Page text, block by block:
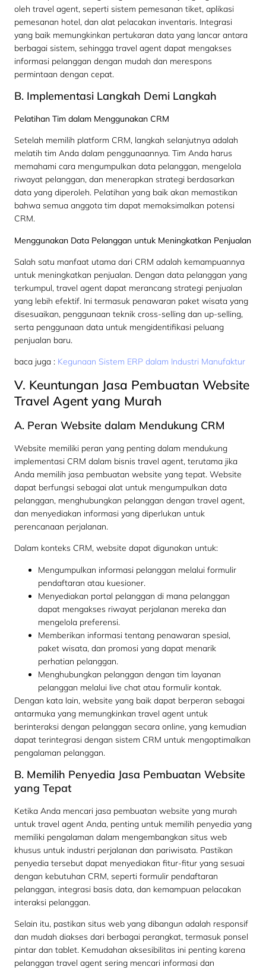
oleh travel agent, seperti sistem pemesanan tiket, aplikasi
pemesanan hotel, dan alat pelacakan inventaris. Integrasi
yang baik memungkinkan pertukaran data yang lancar antara
berbagai sistem, sehingga travel agent dapat mengakses
informasi pelanggan dengan mudah dan merespons
permintaan dengan cepat.
B. Implementasi Langkah Demi Langkah
Pelatihan Tim dalam Menggunakan CRM
Setelah memilih platform CRM, langkah selanjutnya adalah
melatih tim Anda dalam penggunaannya. Tim Anda harus
memahami cara mengumpulkan data pelanggan, mengelola
riwayat pelanggan, dan menerapkan strategi berdasarkan
data yang diperoleh. Pelatihan yang baik akan memastikan
bahwa semua anggota tim dapat memaksimalkan potensi
CRM.
Menggunakan Data Pelanggan untuk Meningkatkan Penjualan
Salah satu manfaat utama dari CRM adalah kemampuannya
untuk meningkatkan penjualan. Dengan data pelanggan yang
terkumpul, travel agent dapat merancang strategi penjualan
yang lebih efektif. Ini termasuk penawaran paket wisata yang
disesuaikan, penggunaan teknik cross-selling dan up-selling,
serta penggunaan data untuk mengidentifikasi peluang
penjualan baru.
baca juga : Kegunaan Sistem ERP dalam Industri Manufaktur
V. Keuntungan Jasa Pembuatan Website
Travel Agent yang Murah
A. Peran Website dalam Mendukung CRM
Website memiliki peran yang penting dalam mendukung
implementasi CRM dalam bisnis travel agent, terutama jika
Anda memilih jasa pembuatan website yang tepat. Website
dapat berfungsi sebagai alat untuk mengumpulkan data
pelanggan, menghubungkan pelanggan dengan travel agent,
dan menyediakan informasi yang diperlukan untuk
perencanaan perjalanan.
Dalam konteks CRM, website dapat digunakan untuk:
Mengumpulkan informasi pelanggan melalui formulir
pendaftaran atau kuesioner.
Menyediakan portal pelanggan di mana pelanggan
dapat mengakses riwayat perjalanan mereka dan
mengelola preferensi.
Memberikan informasi tentang penawaran spesial,
paket wisata, dan promosi yang dapat menarik
perhatian pelanggan.
Menghubungkan pelanggan dengan tim layanan
pelanggan melalui live chat atau formulir kontak.
Dengan kata lain, website yang baik dapat berperan sebagai
antarmuka yang memungkinkan travel agent untuk
berinteraksi dengan pelanggan secara online, yang kemudian
dapat terintegrasi dengan sistem CRM untuk mengoptimalkan
pengalaman pelanggan.
B. Memilih Penyedia Jasa Pembuatan Website
yang Tepat
Ketika Anda mencari jasa pembuatan website yang murah
untuk travel agent Anda, penting untuk memilih penyedia yang
memiliki pengalaman dalam mengembangkan situs web
khusus untuk industri perjalanan dan pariwisata. Pastikan
penyedia tersebut dapat menyediakan fitur-fitur yang sesuai
dengan kebutuhan CRM, seperti formulir pendaftaran
pelanggan, integrasi basis data, dan kemampuan pelacakan
interaksi pelanggan.
Selain itu, pastikan situs web yang dibangun adalah responsif
dan mudah diakses dari berbagai perangkat, termasuk ponsel
pintar dan tablet. Kemudahan aksesibilitas ini penting karena
pelanggan travel agent sering mencari informasi dan